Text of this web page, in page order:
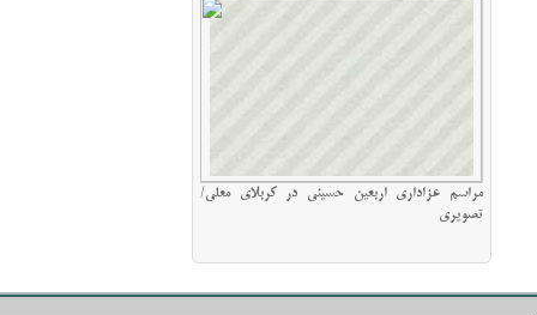
مراسم عزاداری اربعین حسینی در کربلای معلی/
تصویری